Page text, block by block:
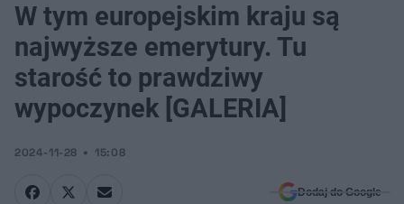
prawdziwy wypoczynek [GALERIA]
W tym europejskim kraju są
najwyższe emerytury. Tu
starość to prawdziwy
wypoczynek [GALERIA]
2024-11-28 15:08
Dodaj do Google